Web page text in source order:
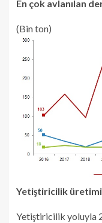
En çok avlanılan
(Bin ton)
Yetiştiricilik üretimi
Yetiştiricilik yoluyla